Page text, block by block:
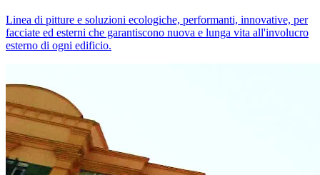
Linea di pitture e soluzioni ecologiche, performanti, innovative, per
facciate ed esterni che garantiscono nuova e lunga vita all'involucro
esterno di ogni edificio.